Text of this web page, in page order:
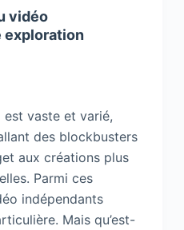
vidéo
exploration
est vaste et varié,
des blockbusters
aux créations plus
Parmi ces
indépendants
Mais qu’est-